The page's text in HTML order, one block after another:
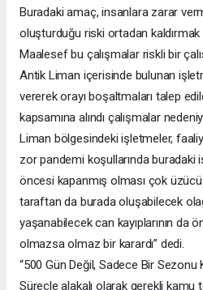
Buradaki amaç, insanlara zarar
oluşturduğu riski ortadan kaldırmak
Maalesef bu çalışmalar riskli bir
Antik Liman içerisinde bulunan
vererek orayı boşaltmaları talep
kapsamına alındı çalışmalar
Liman bölgesindeki işletmeler,
zor pandemi koşullarında
öncesi kapanmış olması çok
taraftan da burada oluşabilecek
yaşanabilecek can kayıplarının da
olmazsa olmaz bir karardı” dedi.
“500 Gün Değil, Sadece Bir Sezonu
Süreçle alakalı olarak gerekli kamu